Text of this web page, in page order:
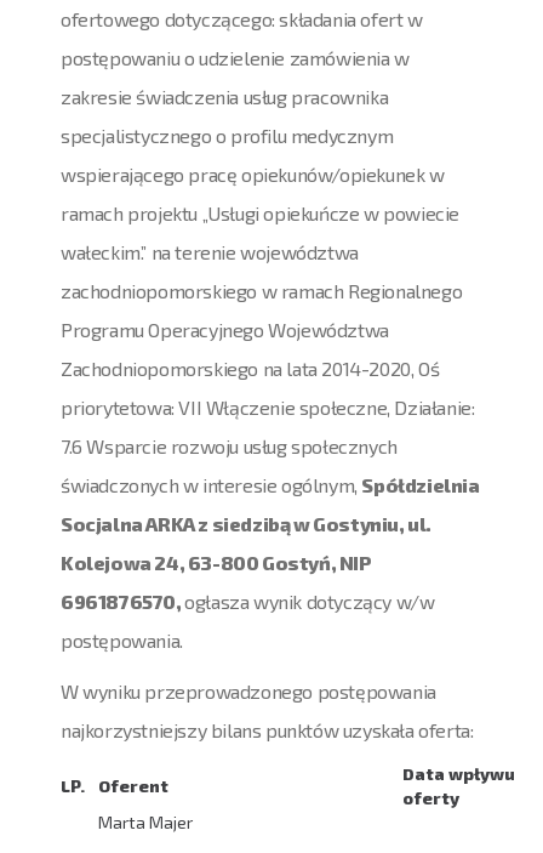
ofertowego dotyczącego: składania ofert w
postępowaniu o udzielenie zamówienia w
zakresie świadczenia usług pracownika
specjalistycznego o profilu medycznym
wspierającego pracę opiekunów/opiekunek w
ramach projektu „Usługi opiekuńcze w powiecie
wałeckim.” na terenie województwa
zachodniopomorskiego w ramach Regionalnego
Programu Operacyjnego Województwa
Zachodniopomorskiego na lata 2014-2020, Oś
priorytetowa: VII Włączenie społeczne, Działanie:
7.6 Wsparcie rozwoju usług społecznych
świadczonych w interesie ogólnym, Spółdzielnia
Socjalna ARKA z siedzibą w Gostyniu, ul.
Kolejowa 24, 63-800 Gostyń, NIP
6961876570,ogłasza wynik dotyczący w/w
postępowania.
W wyniku przeprowadzonego postępowania
najkorzystniejszy bilans punktów uzyskała oferta:
LP. Oferent
Data wpływu
oferty
Marta Majer